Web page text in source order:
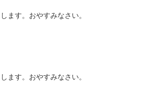
ます。おやすみなさい。
ます。おやすみなさい。